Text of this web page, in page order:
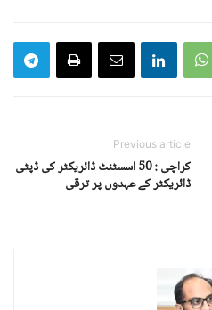
Previous article
کراچی : 50 اسسٹنٹ ڈائریکٹر کی ڈپٹی
ڈائریکٹر کے عہدوں پر ترقی